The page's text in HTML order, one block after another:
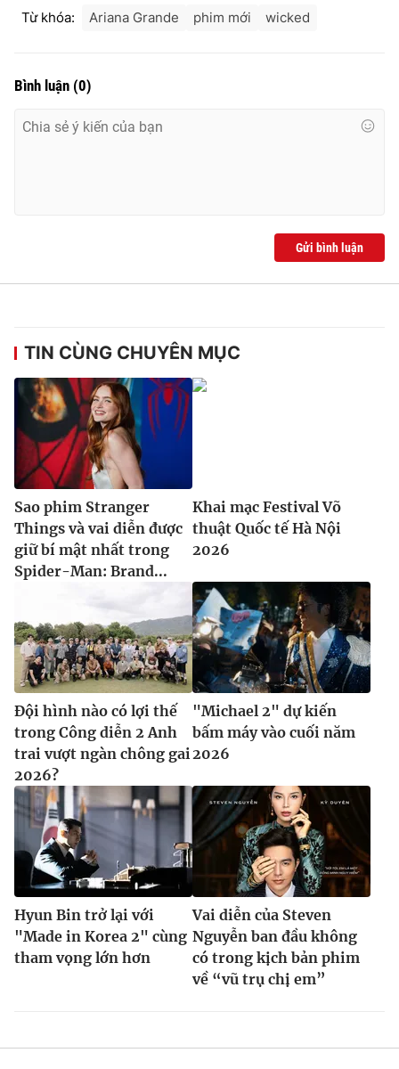
Từ khóa: Ariana Grande phim mới wicked
Bình luận (0)
Gửi bình luận
TIN CÙNG CHUYÊN MỤC
Sao phim Stranger
Things và vai diễn được
giữ bí mật nhất trong
Spider-Man: Brand...
Khai mạc Festival Võ
thuật Quốc tế Hà Nội
2026
Đội hình nào có lợi thế
trong Công diễn 2 Anh
trai vượt ngàn chông gai
2026?
"Michael 2" dự kiến
bấm máy vào cuối năm
2026
Hyun Bin trở lại với
"Made in Korea 2" cùng
tham vọng lớn hơn
Vai diễn của Steven
Nguyễn ban đầu không
có trong kịch bản phim
về “vũ trụ chị em”